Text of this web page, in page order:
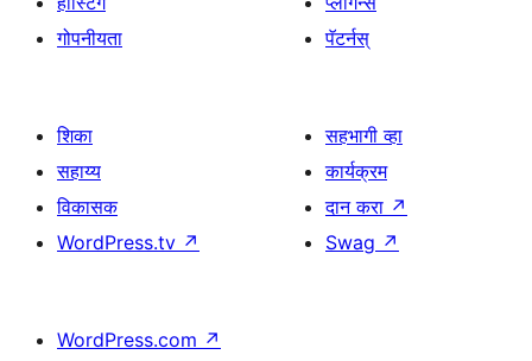
गोपनीयता
पॅटर्नस्
शिका
सहाय्य
विकासक
WordPress.tv ↗
सहभागी व्हा
कार्यक्रम
दान करा ↗
Swag ↗
WordPress.com ↗